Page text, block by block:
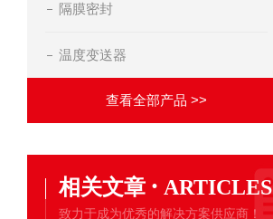
隔膜密封
温度变送器
查看全部产品 >>
相关文章 · ARTICLES
致力于成为优秀的解决方案供应商！